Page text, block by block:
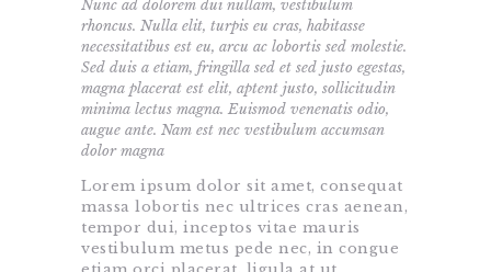
Nunc ad dolorem dui nullam, vestibulum
rhoncus. Nulla elit, turpis eu cras, habitasse
necessitatibus est eu, arcu ac lobortis sed molestie.
Sed duis a etiam, fringilla sed et sed justo egestas,
magna placerat est elit, aptent justo, sollicitudin
minima lectus magna. Euismod venenatis odio,
augue ante. Nam est nec vestibulum accumsan
dolor magna
Lorem ipsum dolor sit amet, consequat
massa lobortis nec ultrices cras aenean,
tempor dui, inceptos vitae mauris
vestibulum metus pede nec, in congue